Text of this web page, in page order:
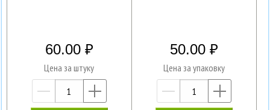
60.00
Цена за штуку
—
50.00
Цена за упаковку
—